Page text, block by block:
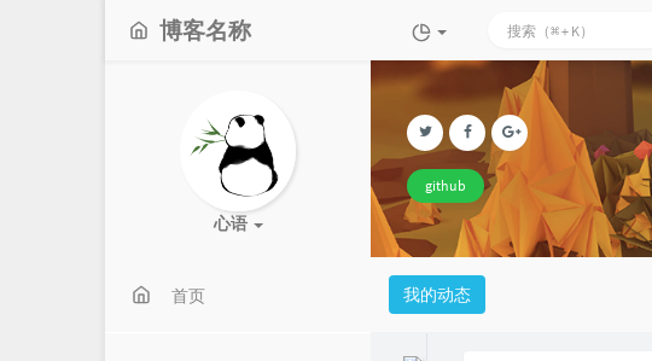
博客名称
心语
首页
github
我的动态